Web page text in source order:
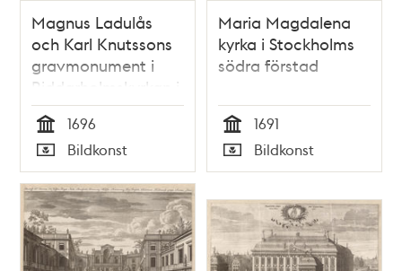
Magnus Ladulås
och Karl Knutssons
gravmonument i
Riddarholmskyrkan i
Stockholm
Tid
1696
Typ
Bildkonst
Maria Magdalena
kyrka i Stockholms
södra förstad
Tid
1691
Typ
Bildkonst